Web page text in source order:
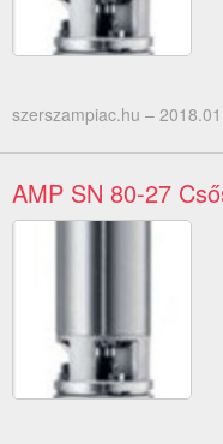
szerszampiac.hu –
AMP SN 80-27